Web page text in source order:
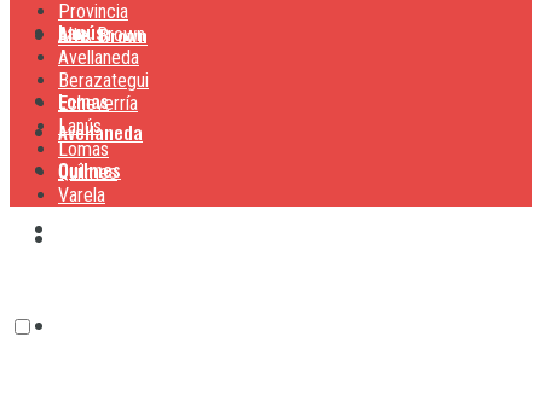
Lanús
Lomas
Quilmes
Alte. Brown
Avellaneda
Provincia
Alte. Brown
Avellaneda
Berazategui
Echeverría
Lanús
Lomas
Quilmes
Varela